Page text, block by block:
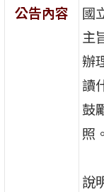
公告內容
國
主
辦
讀
鼓
照。
說